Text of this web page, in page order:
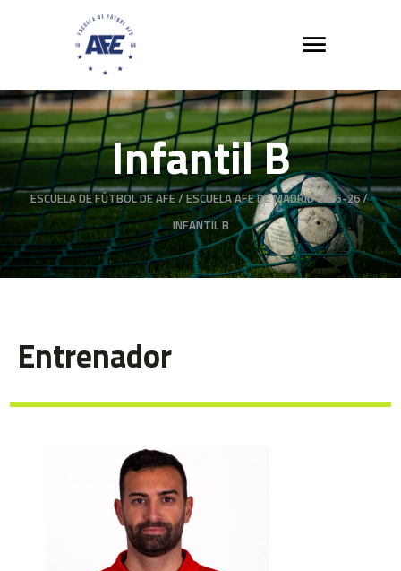
Infantil B
ESCUELA DE FÚTBOL DE AFE/ ESCUELA AFE DE MADRID 2025-26/
INFANTIL B
Entrenador